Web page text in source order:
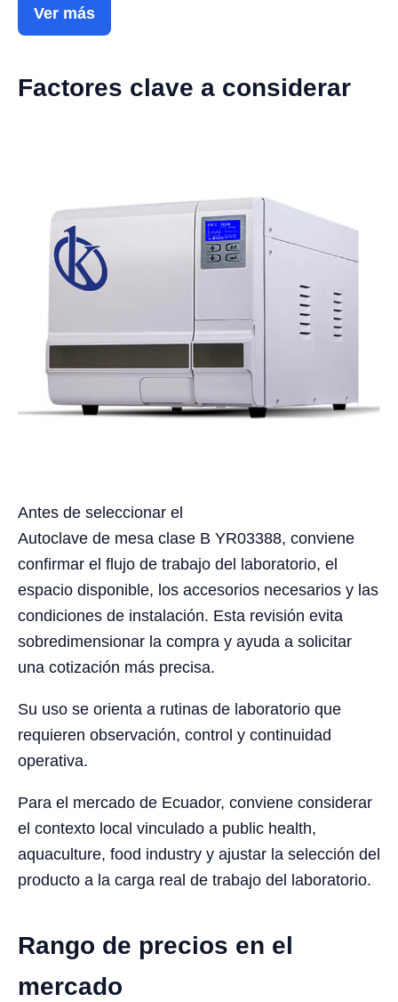
Ver más
Factores clave a considerar
Antes de seleccionar el
Autoclave de mesa clase B YR03388, conviene
confirmar el flujo de trabajo del laboratorio, el
espacio disponible, los accesorios necesarios y las
condiciones de instalación. Esta revisión evita
sobredimensionar la compra y ayuda a solicitar
una cotización más precisa.
Su uso se orienta a rutinas de laboratorio que
requieren observación, control y continuidad
operativa.
Para el mercado de Ecuador, conviene considerar
el contexto local vinculado a public health,
aquaculture, food industry y ajustar la selección del
producto a la carga real de trabajo del laboratorio.
Rango de precios en el
mercado